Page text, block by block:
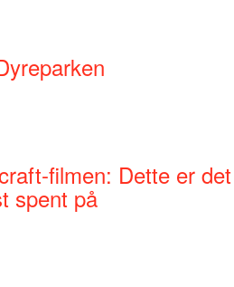
filmen: Dette er det
spent på